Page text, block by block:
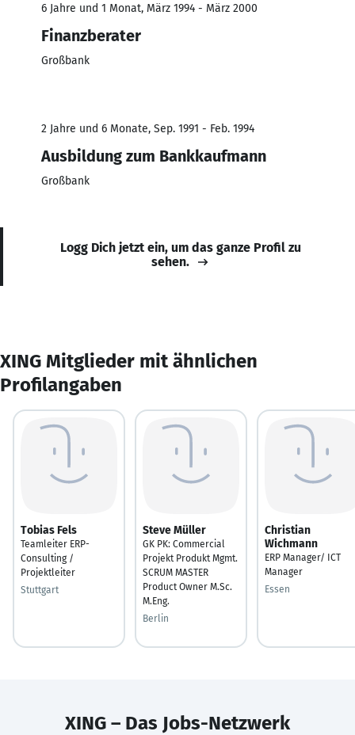
6 Jahre und 1 Monat, März 1994 - März 2000
Finanzberater
Großbank
2 Jahre und 6 Monate, Sep. 1991 - Feb. 1994
Ausbildung zum Bankkaufmann
Großbank
Logg Dich jetzt ein, um das ganze Profil zu
sehen.
XING Mitglieder mit ähnlichen
Profilangaben
Tobias Fels
Teamleiter ERP-
Consulting /
Projektleiter
Stuttgart
Steve Müller
GK PK: Commercial
Projekt Produkt Mgmt.
SCRUM MASTER
Product Owner M.Sc.
M.Eng.
Berlin
Christian
Wichmann
ERP Manager/ ICT
Manager
Essen
XING – Das Jobs-Netzwerk